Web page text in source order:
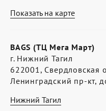
Показать на карте
BAGS (ТЦ Мега Март)
г. Нижний Тагил
622001, Свердловская
Ленинградский пр-кт,
Нижний Тагил